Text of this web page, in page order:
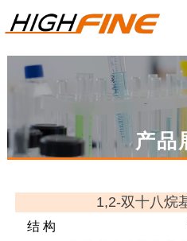
产品
1,2-双十八烷
结 构